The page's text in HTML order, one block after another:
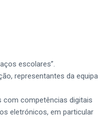
escolares”.
representantes da equipa
com competências digitais
eletrónicos, em particular